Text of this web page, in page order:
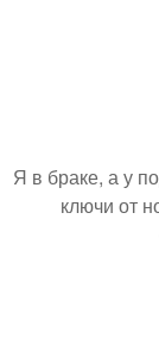
Я в браке, а у
ключи от